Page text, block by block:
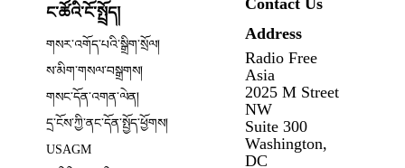
ང་ཚོའི་ངོ་སྤྲོད།
གསར་འགོད་པའི་སྒྲིག་སྲོལ།
ས་མིག་གསལ་བསྒྲགས།
Opens in new window
གསང་དོན་འགན་ལེན།
དྲ་ངོས་ཀྱི་ནང་དོན་སྤྱོད་ཕྱོགས།
USAGM
Address
Radio Free
Asia
2025 M Street
NW
Suite 300
Washington,
DC